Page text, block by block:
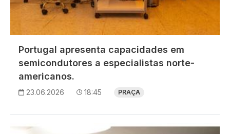
Portugal apresenta capacidades em
semicondutores a especialistas norte-
americanos.
23.06.2026 18:45 PRAÇA
Imagem